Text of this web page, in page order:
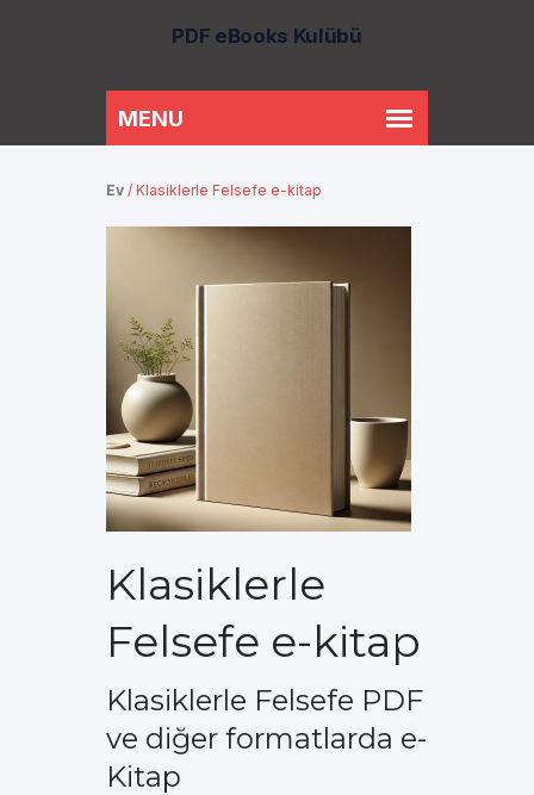
PDF eBooks Kulübü
Ev / Klasiklerle Felsefe e-kitap
Klasiklerle
Felsefe e-kitap
Klasiklerle Felsefe PDF
ve diğer formatlarda e-
Kitap